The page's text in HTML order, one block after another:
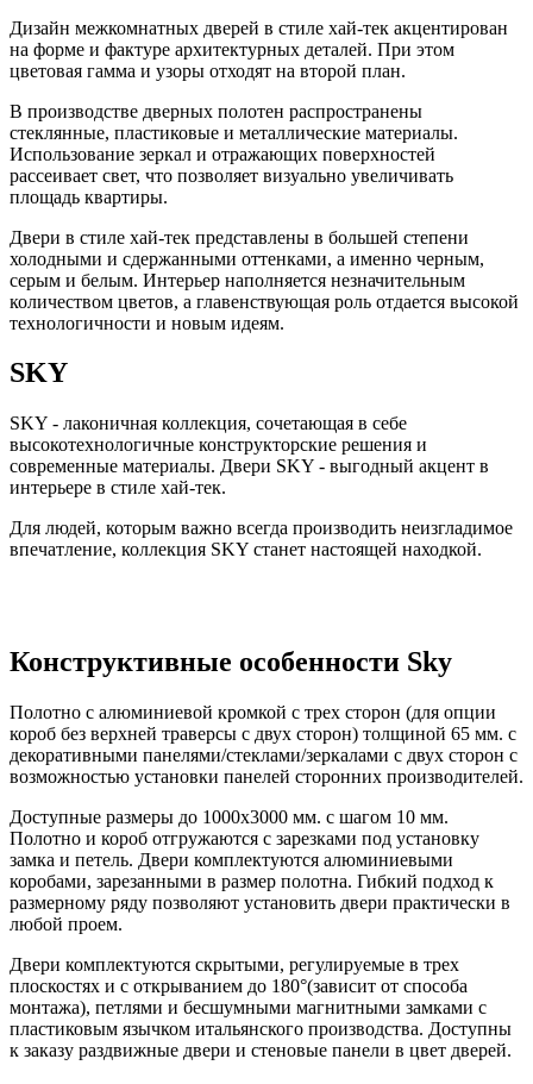
Дизайн межкомнатных дверей в стиле хай-тек акцентирован
на форме и фактуре архитектурных деталей. При этом
цветовая гамма и узоры отходят на второй план.
В производстве дверных полотен распространены
стеклянные, пластиковые и металлические материалы.
Использование зеркал и отражающих поверхностей
рассеивает свет, что позволяет визуально увеличивать
площадь квартиры.
Двери в стиле хай-тек представлены в большей степени
холодными и сдержанными оттенками, а именно черным,
серым и белым. Интерьер наполняется незначительным
количеством цветов, а главенствующая роль отдается высокой
технологичности и новым идеям.
SKY
SKY - лаконичная коллекция, сочетающая в себе
высокотехнологичные конструкторские решения и
современные материалы. Двери SKY - выгодный акцент в
интерьере в стиле хай-тек.
Для людей, которым важно всегда производить неизгладимое
впечатление, коллекция SKY станет настоящей находкой.
Конструктивные особенности Sky
Полотно с алюминиевой кромкой с трех сторон (для опции
короб без верхней траверсы с двух сторон) толщиной 65 мм. с
декоративными панелями/стеклами/зеркалами с двух сторон с
возможностью установки панелей сторонних производителей.
Доступные размеры до 1000х3000 мм. с шагом 10 мм.
Полотно и короб отгружаются с зарезками под установку
замка и петель. Двери комплектуются алюминиевыми
коробами, зарезанными в размер полотна. Гибкий подход к
размерному ряду позволяют установить двери практически в
любой проем.
Двери комплектуются скрытыми, регулируемые в трех
плоскостях и с открыванием до 180°(зависит от способа
монтажа), петлями и бесшумными магнитными замками с
пластиковым язычком итальянского производства. Доступны
к заказу раздвижные двери и стеновые панели в цвет дверей.